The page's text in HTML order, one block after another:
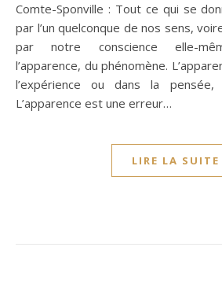
Comte-Sponville : Tout ce qui se
par l’un quelconque de nos sens,
par notre conscience elle-
l’apparence, du phénomène.
l’expérience ou dans la pensée,
L’apparence est une erreur…
LIRE LA SUITE